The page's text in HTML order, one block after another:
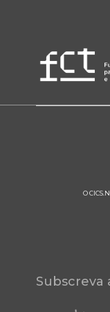
O
Subscreva